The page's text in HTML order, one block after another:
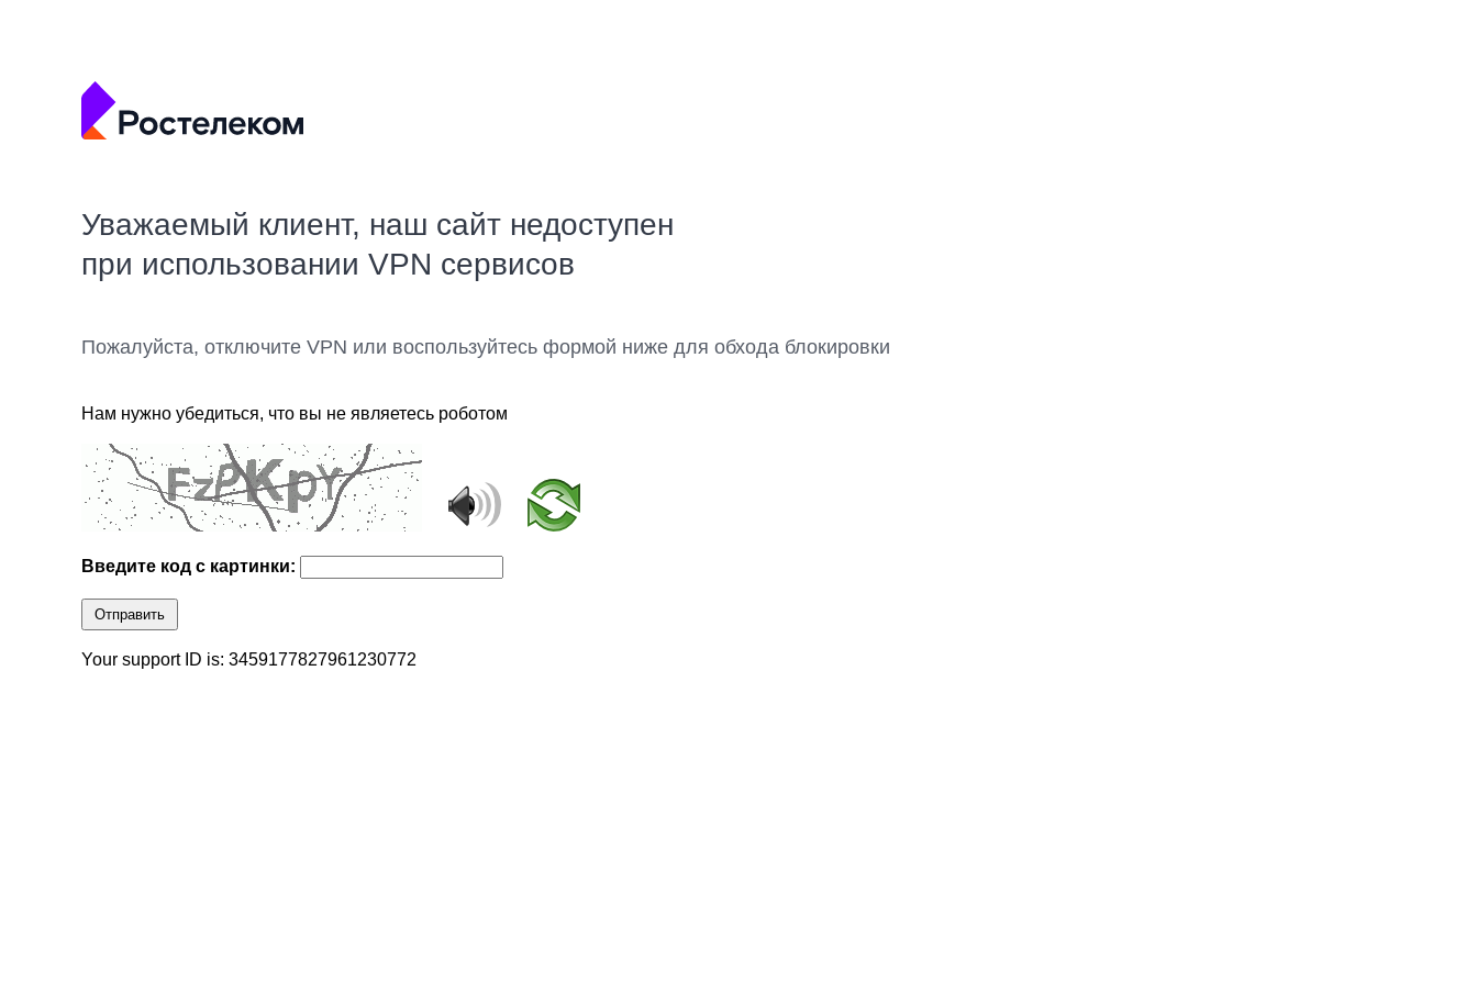
Уважаемый клиент, наш сайт недоступен
при использовании VPN сервисов
Пожалуйста, отключите VPN или воспользуйтесь формой ниже для обхода блокировки
Нам нужно убедиться, что вы не являетесь роботом
Введите код с картинки:
Отправить
Your support ID is: 3459177827961230772